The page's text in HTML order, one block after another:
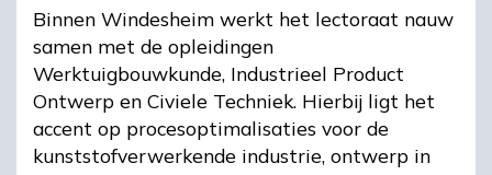
Binnen Windesheim werkt het lectoraat nauw
samen met de opleidingen
Werktuigbouwkunde, Industrieel Product
Ontwerp en Civiele Techniek. Hierbij ligt het
accent op procesoptimalisaties voor de
kunststofverwerkende industrie, ontwerp in